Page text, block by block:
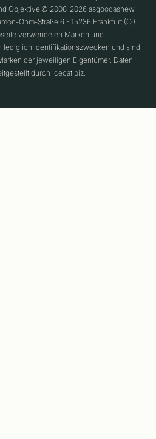
Objektive.© 2008-2026 asgoodasnew
Ohm-Straße 6 - 15236 Frankfurt (O.)
verwendeten Marken und
lediglich Identifikationszwecken und sind
der jeweiligen Eigentümer. Daten
durch Icecat.biz.